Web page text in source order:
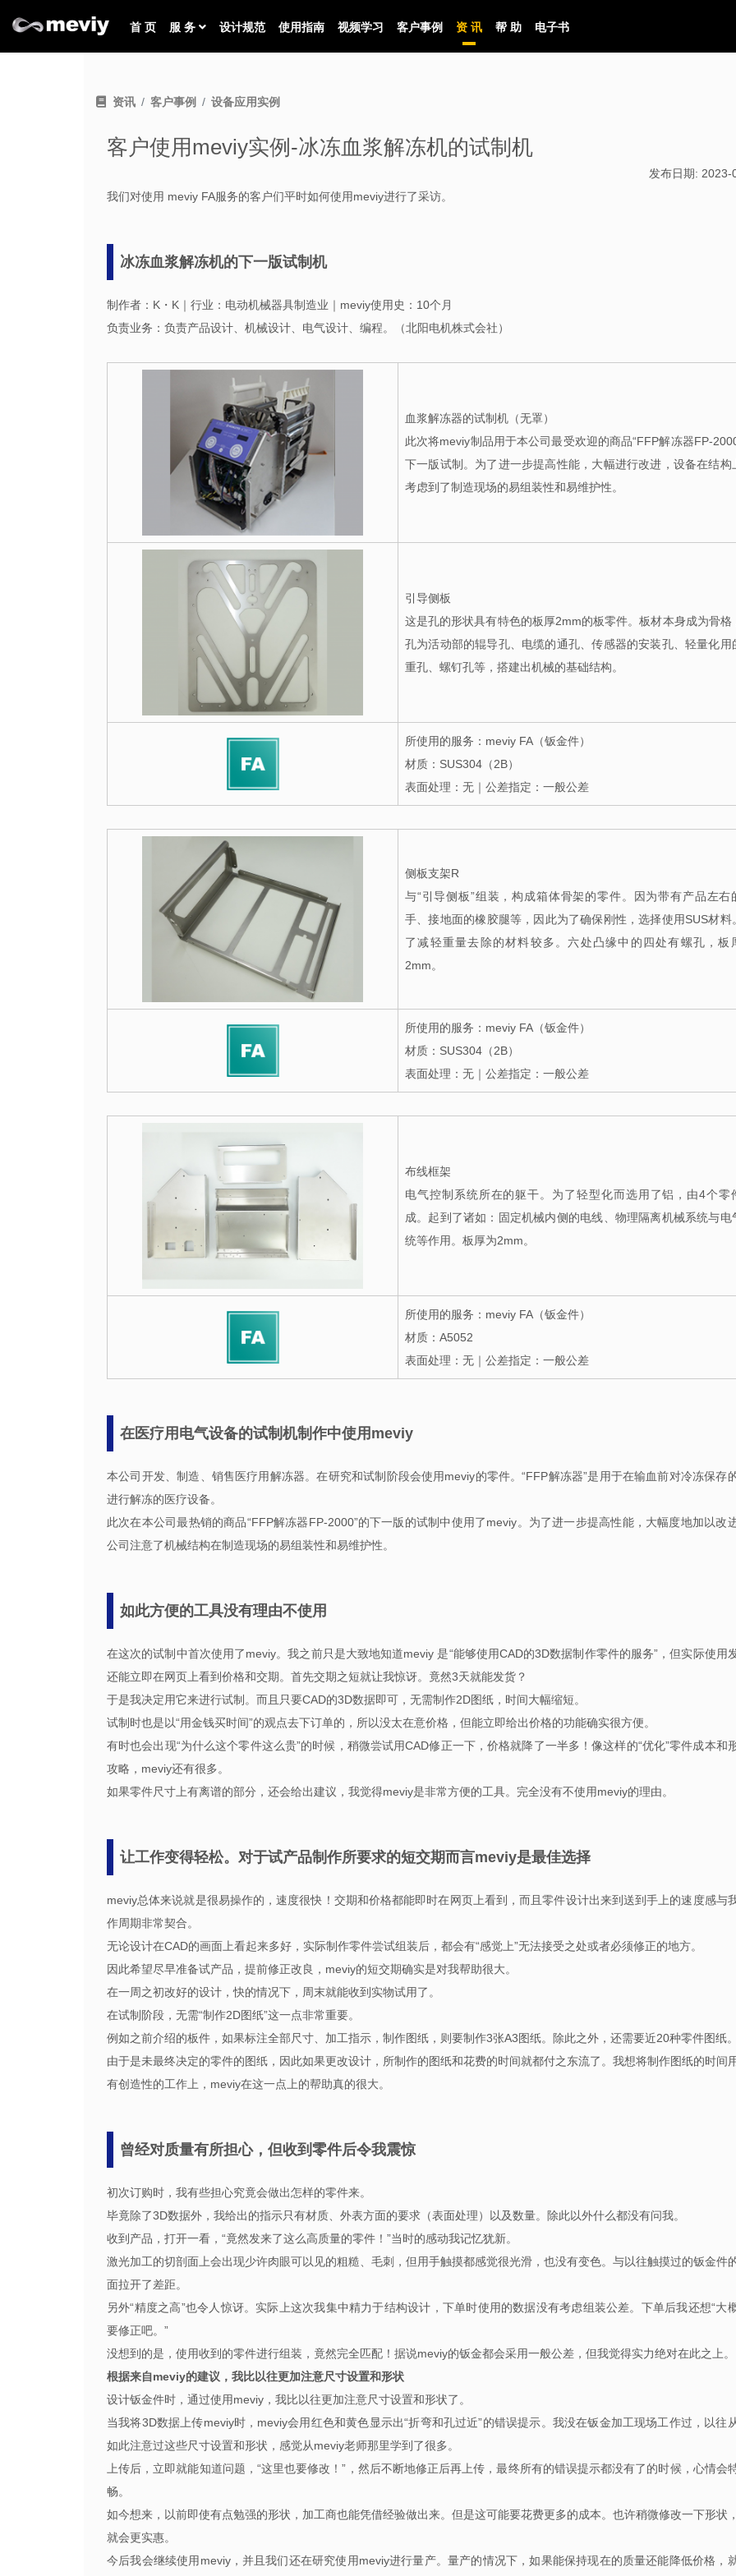
首 页 服 务 设计规范 使用指南 视频学习 客户事例 资 讯 帮 助 电子书
资讯 客户事例 设备应用实例
客户使用meviy实例-冰冻血浆解冻机的试制机
发布日期: 2023-
我们对使用 meviy FA服务的客户们平时如何使用meviy进行了采访。
冰冻血浆解冻机的下一版试制机
制作者：K・K｜行业：电动机械器具制造业｜meviy使用史：10个月
负责业务：负责产品设计、机械设计、电气设计、编程。（北阳电机株式会社）
血浆解冻器的试制机（无罩）
此次将meviy制品用于本公司最受欢迎的商品“FFP解冻器FP-
下一版试制。为了进一步提高性能，大幅进行改进，设备在结构
考虑到了制造现场的易组装性和易维护性。
引导侧板
这是孔的形状具有特色的板厚2mm的板零件。板材本身成为骨格
孔为活动部的辊导孔、电缆的通孔、传感器的安装孔、轻量化用
重孔、螺钉孔等，搭建出机械的基础结构。
所使用的服务：meviy FA（钣金件）
材质：SUS304（2B）
表面处理：无｜公差指定：一般公差
侧板支架R
与“引导侧板”组装，构成箱体骨架的零件。因为带有产品左右
手、接地面的橡胶腿等，因此为了确保刚性，选择使用SUS材料
了减轻重量去除的材料较多。六处凸缘中的四处有螺孔，板
2mm。
所使用的服务：meviy FA（钣金件）
材质：SUS304（2B）
表面处理：无｜公差指定：一般公差
布线框架
电气控制系统所在的躯干。为了轻型化而选用了铝，由4个零
成。起到了诸如：固定机械内侧的电线、物理隔离机械系统与电
统等作用。板厚为2mm。
所使用的服务：meviy FA（钣金件）
材质：A5052
表面处理：无｜公差指定：一般公差
在医疗用电气设备的试制机制作中使用meviy
本公司开发、制造、销售医疗用解冻器。在研究和试制阶段会使用meviy的零件。“FFP解冻器”是用于在输血前对冷冻保存
进行解冻的医疗设备。
此次在本公司最热销的商品“FFP解冻器FP-2000”的下一版的试制中使用了meviy。为了进一步提高性能，大幅度地加以改
公司注意了机械结构在制造现场的易组装性和易维护性。
如此方便的工具没有理由不使用
在这次的试制中首次使用了meviy。我之前只是大致地知道meviy 是“能够使用CAD的3D数据制作零件的服务”，但实际使用
还能立即在网页上看到价格和交期。首先交期之短就让我惊讶。竟然3天就能发货？
于是我决定用它来进行试制。而且只要CAD的3D数据即可，无需制作2D图纸，时间大幅缩短。
试制时也是以“用金钱买时间”的观点去下订单的，所以没太在意价格，但能立即给出价格的功能确实很方便。
有时也会出现“为什么这个零件这么贵”的时候，稍微尝试用CAD修正一下，价格就降了一半多！像这样的“优化”零件成本和
攻略，meviy还有很多。
如果零件尺寸上有离谱的部分，还会给出建议，我觉得meviy是非常方便的工具。完全没有不使用meviy的理由。
让工作变得轻松。对于试产品制作所要求的短交期而言meviy是最佳选择
meviy总体来说就是很易操作的，速度很快！交期和价格都能即时在网页上看到，而且零件设计出来到送到手上的速度感与
作周期非常契合。
无论设计在CAD的画面上看起来多好，实际制作零件尝试组装后，都会有“感觉上”无法接受之处或者必须修正的地方。
因此希望尽早准备试产品，提前修正改良，meviy的短交期确实是对我帮助很大。
在一周之初改好的设计，快的情况下，周末就能收到实物试用了。
在试制阶段，无需“制作2D图纸”这一点非常重要。
例如之前介绍的板件，如果标注全部尺寸、加工指示，制作图纸，则要制作3张A3图纸。除此之外，还需要近20种零件图纸。
由于是未最终决定的零件的图纸，因此如果更改设计，所制作的图纸和花费的时间就都付之东流了。我想将制作图纸的时间
有创造性的工作上，meviy在这一点上的帮助真的很大。
曾经对质量有所担心，但收到零件后令我震惊
初次订购时，我有些担心究竟会做出怎样的零件来。
毕竟除了3D数据外，我给出的指示只有材质、外表方面的要求（表面处理）以及数量。除此以外什么都没有问我。
收到产品，打开一看，“竟然发来了这么高质量的零件！”当时的感动我记忆犹新。
激光加工的切剖面上会出现少许肉眼可以见的粗糙、毛刺，但用手触摸都感觉很光滑，也没有变色。与以往触摸过的钣金件
面拉开了差距。
另外“精度之高”也令人惊讶。实际上这次我集中精力于结构设计，下单时使用的数据没有考虑组装公差。下单后我还想“大
要修正吧。”
没想到的是，使用收到的零件进行组装，竟然完全匹配！据说meviy的钣金都会采用一般公差，但我觉得实力绝对在此之上。
根据来自meviy的建议，我比以往更加注意尺寸设置和形状
设计钣金件时，通过使用meviy，我比以往更加注意尺寸设置和形状了。
当我将3D数据上传meviy时，meviy会用红色和黄色显示出“折弯和孔过近”的错误提示。我没在钣金加工现场工作过，以往
如此注意过这些尺寸设置和形状，感觉从meviy老师那里学到了很多。
上传后，立即就能知道问题，“这里也要修改！”，然后不断地修正后再上传，最终所有的错误提示都没有了的时候，心情会
畅。
如今想来，以前即使有点勉强的形状，加工商也能凭借经验做出来。但是这可能要花费更多的成本。也许稍微修改一下形状
就会更实惠。
今后我会继续使用meviy，并且我们还在研究使用meviy进行量产。量产的情况下，如果能保持现在的质量还能降低价格，